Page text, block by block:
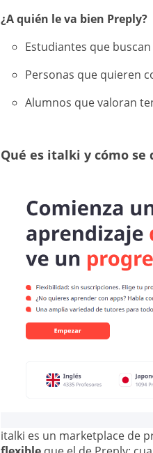
¿A quién le va bien Preply?
Estudiantes que
Personas que quieren
Alumnos que valoran
Qué es italki y cómo
italki es un marketplace de